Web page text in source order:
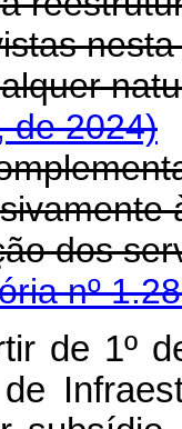
de 2024)
dos
nº
de 1º